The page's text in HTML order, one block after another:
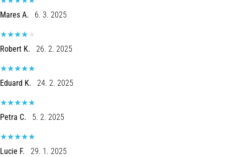
Mares A. 6. 3. 2025
Robert K. 26. 2. 2025
Eduard K. 24. 2. 2025
Petra C. 5. 2. 2025
Lucie F. 29. 1. 2025